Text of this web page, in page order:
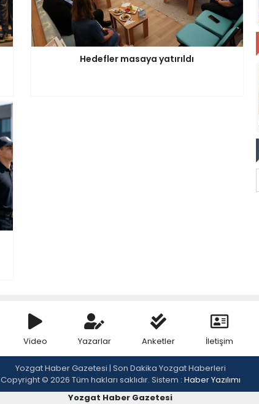
Hedefler masaya yatırıldı
Video Yazarlar Anketler İletişim
Yozgat Haber Gazetesi | Son Dakika Yozgat Haberleri
Copyright © 2026 Tüm hakları saklıdır. Sistem : Haber Yazılımı
Yozgat Haber Gazetesi